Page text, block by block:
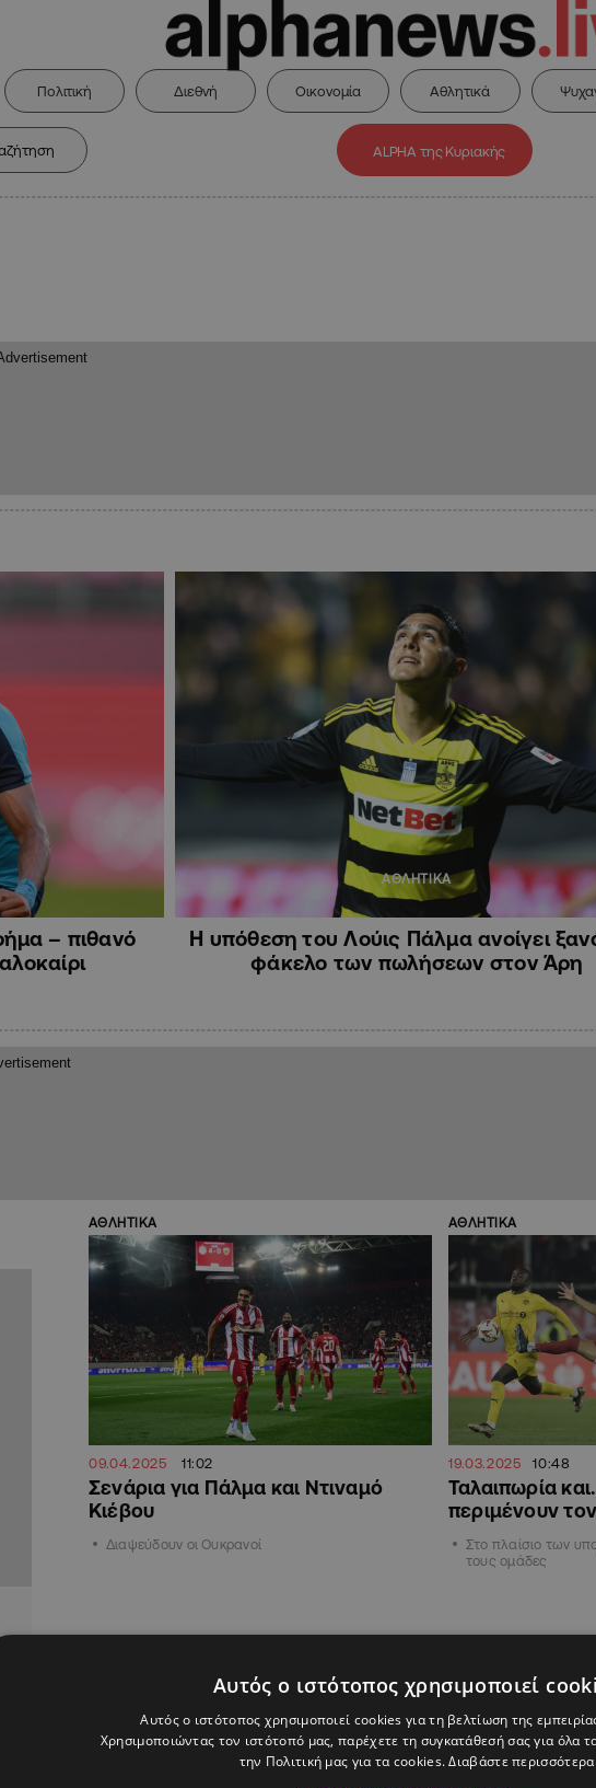
Πολιτική Διεθνή Οικονομία Αθλητικά
ALPHA της Κυριακής
– πιθανό
ΑΘΛΗΤΙΚΑ
Η υπόθεση του Λούις Πάλμα ανοίγει
φάκελο των πωλήσεων στον Άρη
ΑΘΛΗΤΙΚΑ
09.04.2025 11:02
Σενάρια για Πάλμα και Ντιναμό
Κιέβου
Διαψεύδουν οι Ουκρανοί
ΑΘΛΗΤΙΚΑ
19.03.2025 10:48
Ταλαιπωρία
περιμένουν
Στο πλαίσιο των
τους ομάδες
Αυτός ο ιστότοπος χρησιμοποιεί
Αυτός ο ιστότοπος χρησιμοποιεί cookies για τη βελτίωση της
Χρησιμοποιώντας τον ιστότοπό μας, παρέχετε τη συγκατάθεσή σας για όλα
την Πολιτική μας για τα cookies.Διαβάστε περισσότερα